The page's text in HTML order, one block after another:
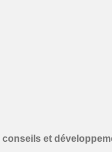
conseils et